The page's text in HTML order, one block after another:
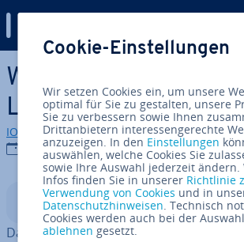
Zum Haupt­in­halt springen
Wie erstelle ich ein
Logo?
IONOS Redaktion
23.10.2023
In­halts­ver­zeich­nis
Das Logo gehört zu den wich­tigs­ten
Cookie-Einstellungen
Wir setzen Cookies ein, um unsere
optimal für Sie zu gestalten, unsere
Sie zu verbessern sowie Ihnen
Drittanbietern interessengerechte
anzuzeigen. In den Einstellungen
auswählen, welche Cookies Sie
sowie Ihre Auswahl jederzeit ändern.
Infos finden Sie in unserer Richtlinie
Verwendung von Cookies und in
Datenschutzhinweisen. Technisch
Cookies werden auch bei der
ablehnen gesetzt.